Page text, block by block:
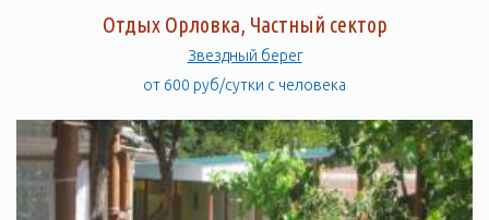
Отдых Орловка, Частный сектор
Звездный берег
от 600 руб/сутки с человека